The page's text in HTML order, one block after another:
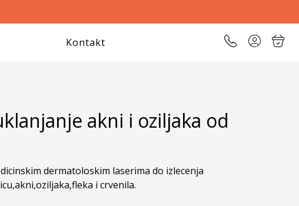
Kontakt
akni i oziljaka od
dermatoloskim laserima do izlecenja
i crvenila.